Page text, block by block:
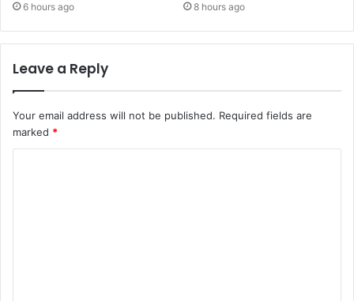
6 hours ago 8 hours ago
Leave a Reply
Your email address will not be published. Required fields are
marked *